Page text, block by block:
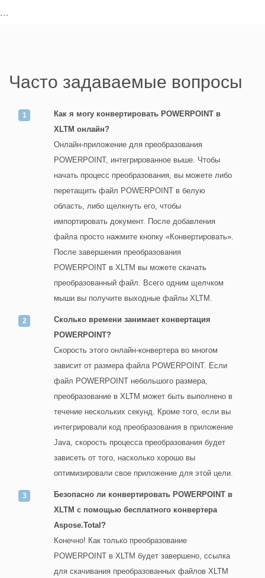
```
Часто задаваемые вопросы
Как я могу конвертировать POWERPOINT в
XLTM онлайн?
Онлайн-приложение для преобразования
POWERPOINT, интегрированное выше. Чтобы
начать процесс преобразования, вы можете либо
перетащить файл POWERPOINT в белую
область, либо щелкнуть его, чтобы
импортировать документ. После добавления
файла просто нажмите кнопку «Конвертировать».
После завершения преобразования
POWERPOINT в XLTM вы можете скачать
преобразованный файл. Всего одним щелчком
мыши вы получите выходные файлы XLTM.
Сколько времени занимает конвертация
POWERPOINT?
Скорость этого онлайн-конвертера во многом
зависит от размера файла POWERPOINT. Если
файл POWERPOINT небольшого размера,
преобразование в XLTM может быть выполнено в
течение нескольких секунд. Кроме того, если вы
интегрировали код преобразования в приложение
Java, скорость процесса преобразования будет
зависеть от того, насколько хорошо вы
оптимизировали свое приложение для этой цели.
Безопасно ли конвертировать POWERPOINT в
XLTM с помощью бесплатного конвертера
Aspose.Total?
Конечно! Как только преобразование
POWERPOINT в XLTM будет завершено, ссылка
для скачивания преобразованных файлов XLTM